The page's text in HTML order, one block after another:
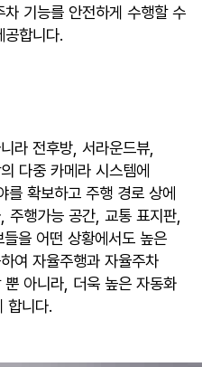
기능를 안전하게 수행할 수
합니다.
라 전후방, 서라운드뷰,
다중 카메라 시스템에
확보하고 주행 경로 상에
주행가능 공간, 교통 표지판,
을 어떤 상황에서도 높은
여 자율주행과 자율주차
아니라, 더욱 높은 자동화
합니다.